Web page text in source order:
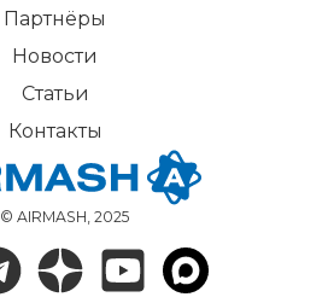
© AIRMASH, 2025
Партнёры
Новости
Статьи
Контакты